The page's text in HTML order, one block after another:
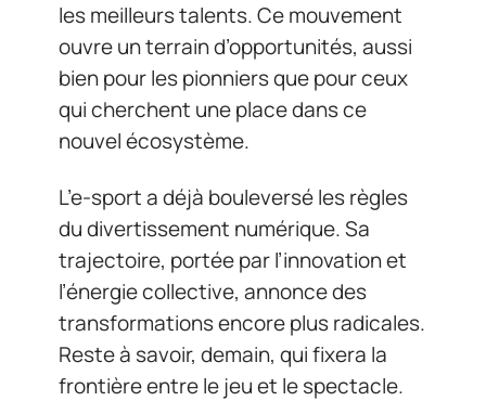
les meilleurs talents. Ce mouvement
ouvre un terrain d’opportunités, aussi
bien pour les pionniers que pour ceux
qui cherchent une place dans ce
nouvel écosystème.
L’e-sport a déjà bouleversé les règles
du divertissement numérique. Sa
trajectoire, portée par l’innovation et
l’énergie collective, annonce des
transformations encore plus radicales.
Reste à savoir, demain, qui fixera la
frontière entre le jeu et le spectacle.